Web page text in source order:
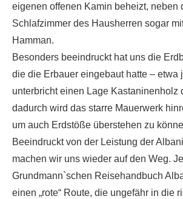
eigenen offenen Kamin beheizt, neben
Schlafzimmer des Hausherren sogar
Hamman.
Besonders beeindruckt hat uns die
die die Erbauer eingebaut hatte – etwa
unterbricht einen Lage Kastaninenholz
dadurch wird das starre Mauerwerk
um auch Erdstöße überstehen zu
Beeindruckt von der Leistung der
machen wir uns wieder auf den Weg.
Grundmann`schen Reisehandbuch
einen „rote“ Route, die ungefähr in die